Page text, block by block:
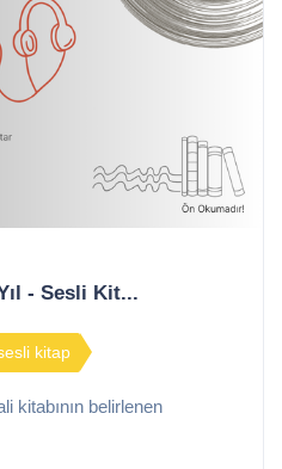
- Sesli Kit...
kitap
kitabının belirlenen